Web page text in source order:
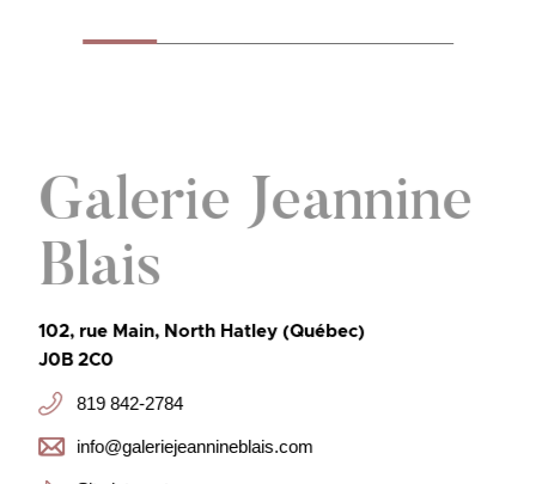
Galerie Jeannine
Blais
102, rue Main, North Hatley (Québec)
J0B 2C0
819 842-2784
info@galeriejeannineblais.com